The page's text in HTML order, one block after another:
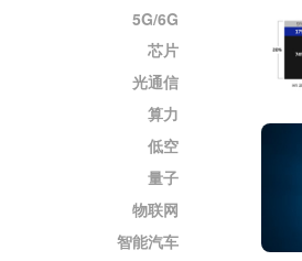
5G/6G
芯片
光通信
算力
低空
量子
物联网
智能汽车